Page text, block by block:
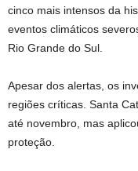
cinco mais intensos da
eventos climáticos
Rio Grande do Sul.
Apesar dos alertas, os
regiões críticas. Santa
até novembro, mas
proteção.